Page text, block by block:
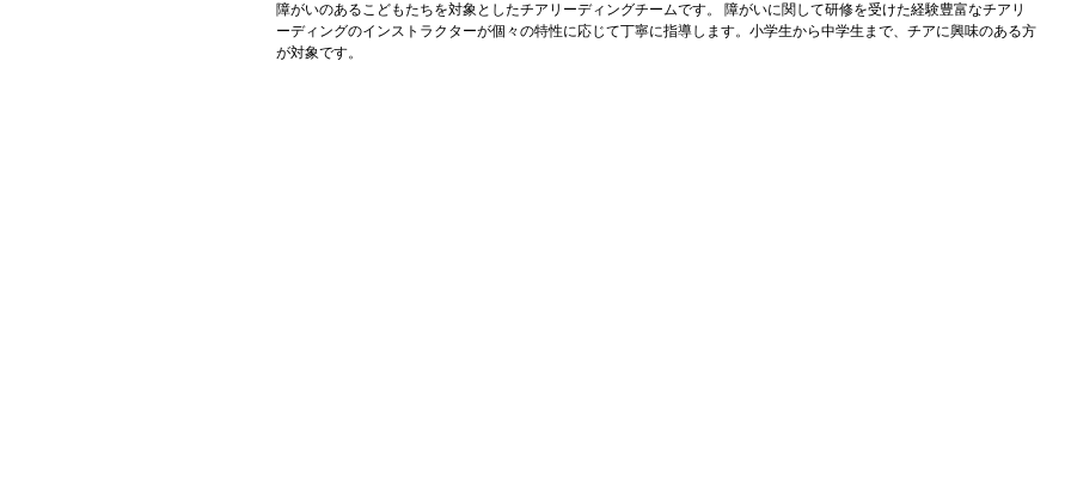
障がいのあるこどもたちを対象としたチアリーディングチームです。 障がいに関して研修を受けた経験豊富なチアリ
ーディングのインストラクターが個々の特性に応じて丁寧に指導します。小学生から中学生まで、チアに興味のある方
が対象です。